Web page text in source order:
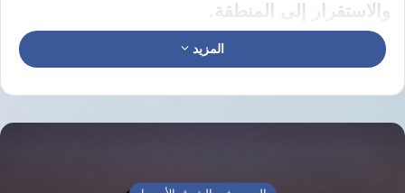
والاستقرار إلى المنطقة.
وفي هذا السياق، أشار الرئيس إلى مشاركته
مؤخراً في الاتصال الهاتفي المشترك الذي ضم
الرئيس الأمريكي وعدداً من قادة الدول العربية
تسوية سلمية لكل أزمات المنطقة، ورفضها القاطع
المزيد